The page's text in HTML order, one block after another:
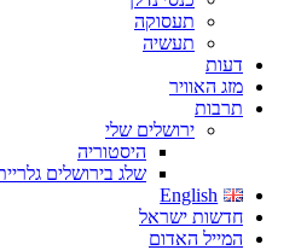
תעסוקה
תעשיה
דעות
מזג האוויר
תרבות
ירושלים שלי
היסטוריה
שלג בירושלים
English
חדשות ישראל
המייל האדום